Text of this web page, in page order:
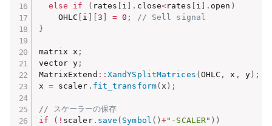
else
if ( rates i . close<rates i . open )
    OHLC
i 3 = 0 ;
// Sell signal
}
matrix x ;
vector y ;
MatrixExtend :: XandYSplitMatrices ( OHLC , x , y) ;
x = scaler . fit_transform(x ) ;
// スケーラーの保存
if
( ! scaler. save ( Symbol ( )+"-SCALER" ) )